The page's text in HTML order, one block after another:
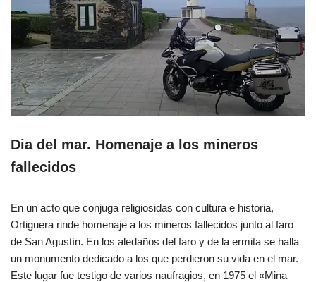
Dia del mar. Homenaje a los mineros
fallecidos
En un acto que conjuga religiosidas con cultura e historia,
Ortiguera rinde homenaje a los mineros fallecidos junto al faro
de San Agustín. En los aledaños del faro y de la ermita se halla
un monumento dedicado a los que perdieron su vida en el mar.
Este lugar fue testigo de varios naufragios, en 1975 el «Mina